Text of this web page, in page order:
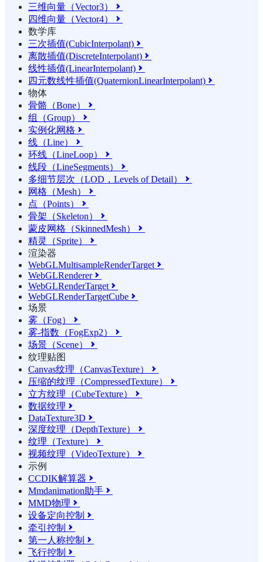
三维向量（Vector3） 
四维向量（Vector4） 
数学库
三次插值(CubicInterpolant) 
离散插值(DiscreteInterpolant) 
线性插值(LinearInterpolant) 
四元数线性插值(QuaternionLinearInterpolant) 
物体
骨骼（Bone）

组（Group） 
实例化网格 
线（Line） 
环线（LineLoop） 
线段（LineSegments） 
多细节层次（LOD，Levels of Detail） 
网格（Mesh） 
点（Points） 
骨架（Skeleton） 
蒙皮网格（SkinnedMesh） 
精灵（Sprite） 
渲染器
WebGLMultisampleRenderTarget 
WebGLRenderer
WebGLRenderTarget 
WebGLRenderTargetCube 
场景
雾（Fog）

雾-指数（FogExp2） 
场景（Scene） 
纹理贴图
Canvas纹理（CanvasTexture）

压缩的纹理（CompressedTexture） 
立方纹理（CubeTexture） 
数据纹理 
DataTexture3D 
深度纹理（DepthTexture） 
纹理（Texture） 
视频纹理（VideoTexture） 
示例
CCDIK解算器 
Mmdanimation助手 
MMD物理 
设备定向控制 
牵引控制 
第一人称控制 
飞行控制 